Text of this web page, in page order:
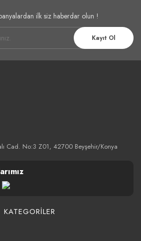
ilk siz haberdar olun !
Kayıt Ol
Cad. No:3 Z01, 42700 Beyşehir/Konya
KATEGORİLER